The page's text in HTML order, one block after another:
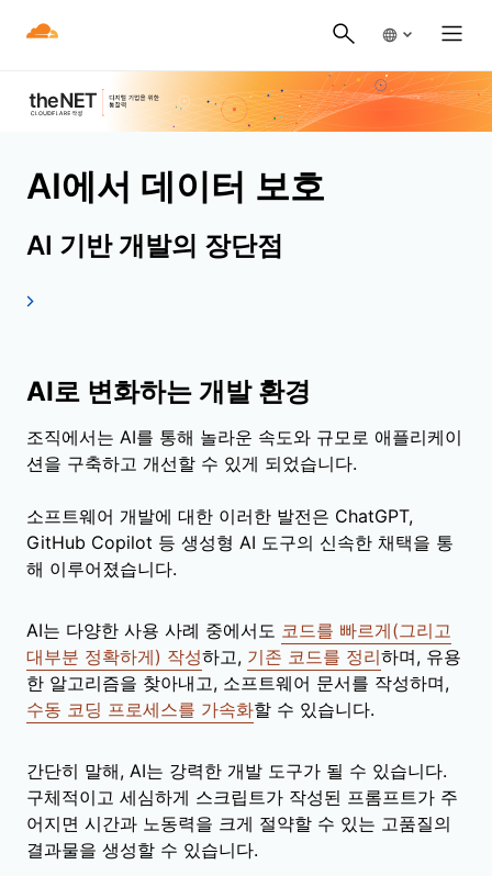
AI에서 데이터 보호
AI 기반 개발의 장단점
AI로 변화하는 개발 환경
조직에서는 AI를 통해 놀라운 속도와 규모로 애플리케이
션을 구축하고 개선할 수 있게 되었습니다.
소프트웨어 개발에 대한 이러한 발전은 ChatGPT,
GitHub Copilot 등 생성형 AI 도구의 신속한 채택을 통
해 이루어졌습니다.
AI는 다양한 사용 사례 중에서도 코드를 빠르게(그리고
대부분 정확하게) 작성하고, 기존 코드를 정리하며, 유용
한 알고리즘을 찾아내고, 소프트웨어 문서를 작성하며,
수동 코딩 프로세스를 가속화할 수 있습니다.
간단히 말해, AI는 강력한 개발 도구가 될 수 있습니다.
구체적이고 세심하게 스크립트가 작성된 프롬프트가 주
어지면 시간과 노동력을 크게 절약할 수 있는 고품질의
결과물을 생성할 수 있습니다.